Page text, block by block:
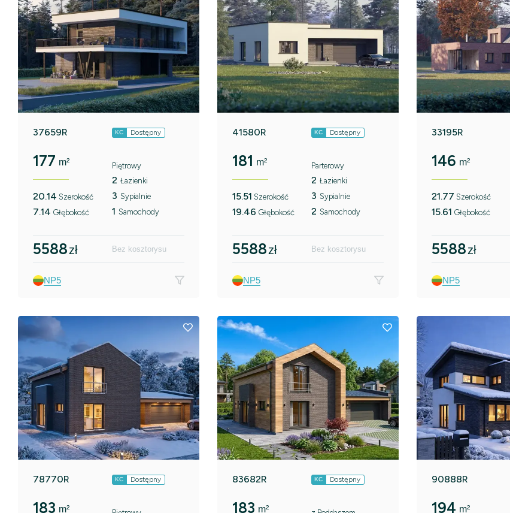
37659R KC Dostępny
177 m²
20.14 Szerokość
7.14 Głębokość
Piętrowy
2 Łazienki
3 Sypialnie
1 Samochody
5588zł Bez kosztorysu
NP5
41580R KC Dostępny
181 m²
15.51 Szerokość
19.46 Głębokość
Parterowy
2 Łazienki
3 Sypialnie
2 Samochody
5588zł Bez kosztorysu
NP5
33195R
146 m²
21.77 Szerokość
15.61 Głębokość
5588zł
NP5
78770R KC Dostępny
183 m²
83682R KC Dostępny
183 m²
90888R
194 m²